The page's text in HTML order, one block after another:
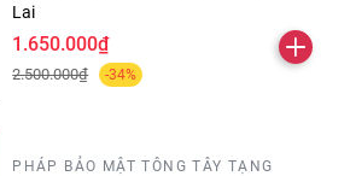
Lai
1.650.000₫
2.500.000₫ -34%
PHÁP BẢO MẬT TÔNG TÂY TẠNG